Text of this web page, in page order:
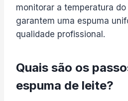
monitorar a temperatura
garantem uma espuma
qualidade profissional.
Quais são os
espuma de leite?